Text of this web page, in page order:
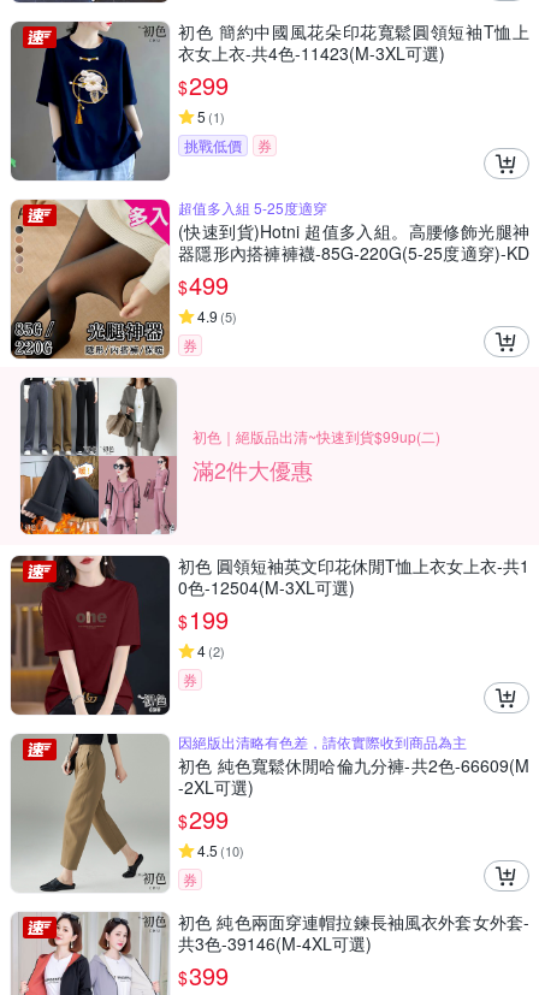
初色 簡約中國風花朵印花寬鬆圓領短袖T恤上
衣女上衣-共4色-11423(M-3XL可選)
$299
5 (1)
挑戰低價 券
超值多入組 5-25度適穿
(快速到貨)Hotni 超值多入組。高腰修飾光腿神
器隱形內搭褲褲襪-85G-220G(5-25度適穿)-KD
P-2356
$499
4.9 (5)
券
初色｜絕版品出清~快速到貨$99up(二)
滿2件大優惠
初色 圓領短袖英文印花休閒T恤上衣女上衣-共1
0色-12504(M-3XL可選)
$199
4(2)
券
因絕版出清略有色差，請依實際收到商品為主
初色 純色寬鬆休閒哈倫九分褲-共2色-66609(M
-2XL可選)
$299
4.5 (10)
券
初色 純色兩面穿連帽拉鍊長袖風衣外套女外套-
共3色-39146(M-4XL可選)
$399